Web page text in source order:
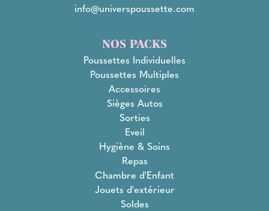
info@universpoussette.com
NOS PACKS
Poussettes Individuelles
Poussettes Multiples
Accessoires
Sièges Autos
Sorties
Eveil
Hygiène & Soins
Repas
Chambre d'Enfant
Jouets d'extérieur
Soldes